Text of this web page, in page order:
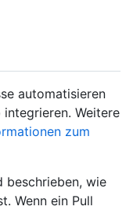
automatisieren
Weitere
zum
beschrieben, wie
Wenn ein Pull